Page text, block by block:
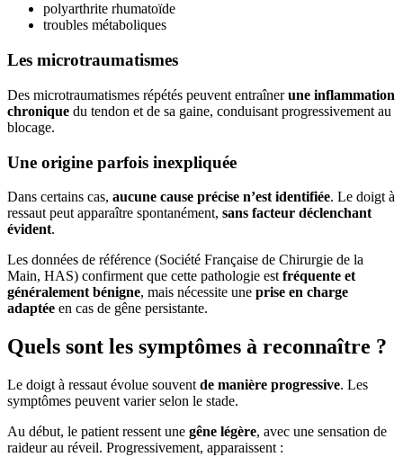
polyarthrite rhumatoïde
troubles métaboliques
Les microtraumatismes
Des microtraumatismes répétés peuvent entraînerune inflammation
chronique du tendon et de sa gaine, conduisant progressivement au
blocage.
Une origine parfois inexpliquée
Dans certains cas, aucune cause précise n’est identifiée. Le doigt à
ressaut peut apparaître spontanément, sans facteur déclenchant
évident.
Les données de référence (Société Française de Chirurgie de la
Main, HAS) confirment que cette pathologie est fréquente et
généralement bénigne, mais nécessite une prise en charge
adaptée en cas de gêne persistante.
Quels sont les symptômes à reconnaître ?
Le doigt à ressaut évolue souvent de manière progressive. Les
symptômes peuvent varier selon le stade.
Au début, le patient ressent une gêne légère, avec une sensation de
raideur au réveil. Progressivement, apparaissent :